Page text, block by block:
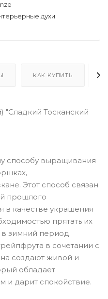
духи
КАК КУПИТЬ
"Сладкий Тосканский
способу выращивания
Этот способ связан
прошлого
в качестве украшения
прятать их
зимний период.
в сочетании с
создают живой и
обладает
дарит спокойствие.